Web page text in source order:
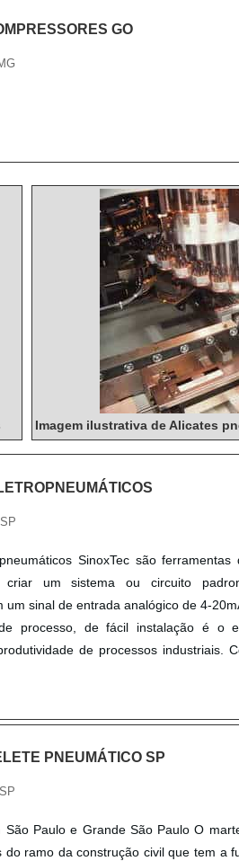
GO
Imagem ilustrativa de Alicates
SinoxTec são
criar um sistema ou circuito
um sinal de entrada analógico de 4-
processo, de fácil instalação é o
de processos industriais.
PNEUMÁTICO SP
São Paulo e Grande São Paulo O
do ramo da construção civil que tem a